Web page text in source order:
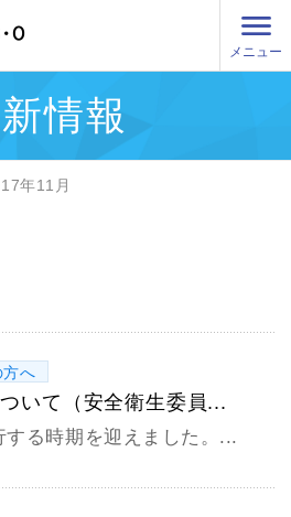
メニュー
情報
年11月
方へ
いて（安全衛生委員...
る時期を迎えました。...